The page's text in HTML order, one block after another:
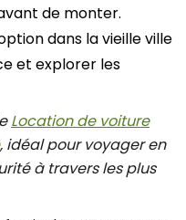
de monter.
dans la vieille ville
et explorer les
Location de voiture
, idéal pour voyager en
à travers les plus